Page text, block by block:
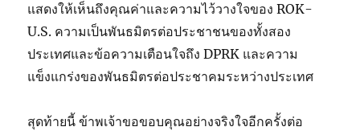
แสดงให้เห็นถึงคุณค่าและความไว้วางใจของ ROK-
U.S. ความเป็นพันธมิตรต่อประชาชนของทั้งสอง
ประเทศและข้อความเตือนใจถึง DPRK และความ
แข็งแกร่งของพันธมิตรต่อประชาคมระหว่างประเทศ
สุดท้ายนี้ ข้าพเจ้าขอขอบคุณอย่างจริงใจอีกครั้งต่อ